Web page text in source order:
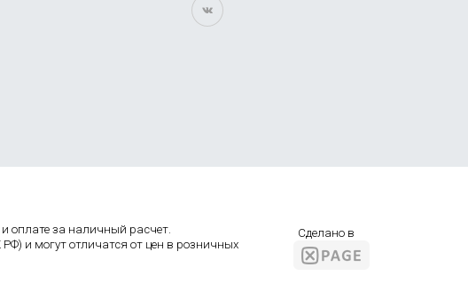
оплате за наличный расчет.
и могут отличатся от цен в розничных
Сделано в